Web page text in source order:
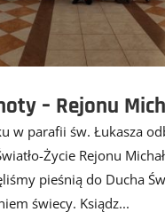
– Rejonu
w parafii św. Łukasza
Życie Rejonu
pieśnią do Ducha
świecy. Ksiądz...